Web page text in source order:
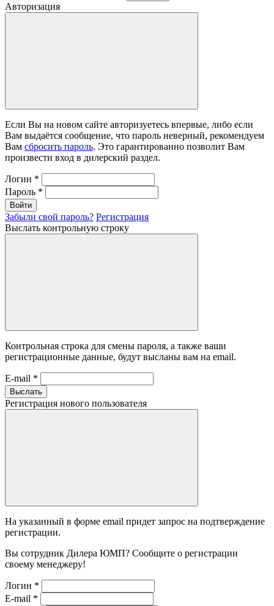
Авторизация
Если Вы на новом сайте авторизуетесь впервые, либо если
Вам выдаётся сообщение, что пароль неверный, рекомендуем
Вам сбросить пароль. Это гарантированно позволит Вам
произвести вход в дилерский раздел.
Логин *
Пароль *
Войти
Забыли свой пароль? Регистрация
Выслать контрольную строку
Контрольная строка для смены пароля, а также ваши
регистрационные данные, будут высланы вам на email.
E-mail *
Выслать
Регистрация нового пользователя
На указанный в форме email придет запрос на подтверждение
регистрации.
Вы сотрудник Дилера ЮМП? Сообщите о регистрации
своему менеджеру!
Логин *
E-mail *